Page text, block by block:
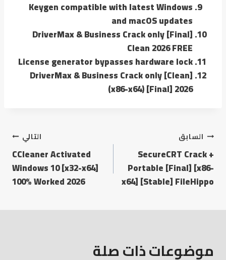
Keygen compatible with latest Windows
and macOS updates
DriverMax & Business Crack only [Final]
Clean 2026 FREE
License generator bypasses hardware lock
DriverMax & Business Crack only [Clean]
(x86-x64) [Final] 2026
السابق
SecureCRT Crack +
Portable [Final] [x86-
x64] [Stable] FileHippo
التالي
CCleaner Activated
Windows 10 [x32-x64]
100% Worked 2026
موضوعات ذات صلة